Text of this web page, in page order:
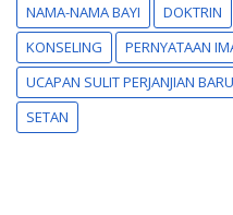
NAMA-NAMA BAYI
DOKTRIN
KONSELING
PERNYATAAN
UCAPAN SULIT PERJANJIAN BARU
SETAN